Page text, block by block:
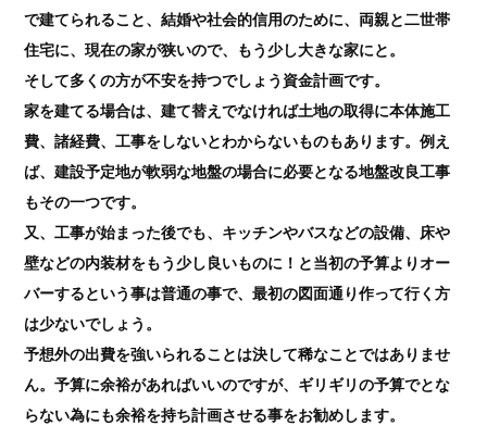
で建てられること、結婚や社会的信用のために、両親と二世帯
住宅に、現在の家が狭いので、もう少し大きな家にと。
そして多くの方が不安を持つでしょう資金計画です。
家を建てる場合は、建て替えでなければ土地の取得に本体施工
費、諸経費、工事をしないとわからないものもあります。例え
ば、建設予定地が軟弱な地盤の場合に必要となる地盤改良工事
もその一つです。
又、工事が始まった後でも、キッチンやバスなどの設備、床や
壁などの内装材をもう少し良いものに！と当初の予算よりオー
バーするという事は普通の事で、最初の図面通り作って行く方
は少ないでしょう。
予想外の出費を強いられることは決して稀なことではありませ
ん。予算に余裕があればいいのですが、ギリギリの予算でとな
らない為にも余裕を持ち計画させる事をお勧めします。